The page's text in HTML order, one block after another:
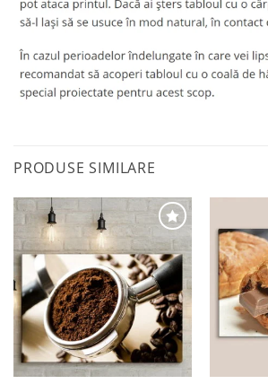
PRODUSE SIMILARE
Adaugă
la
favorite